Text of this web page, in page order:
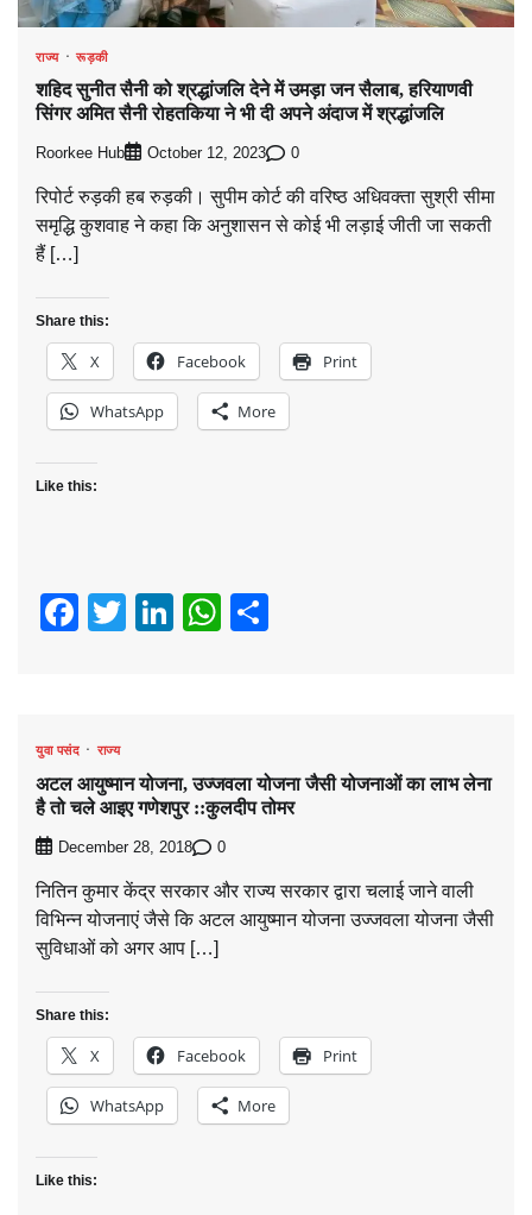
राज्य रूड़की
शहिद सुनीत सैनी को श्रद्धांजलि देने में उमड़ा जन सैलाब, हरियाणवी
सिंगर अमित सैनी रोहतकिया ने भी दी अपने अंदाज में श्रद्धांजलि
Roorkee Hub October 12, 2023 0
रिपोर्ट रुड़की हब रुड़की। सुपीम कोर्ट की वरिष्ठ अधिवक्ता सुश्री सीमा
समृद्धि कुशवाह ने कहा कि अनुशासन से कोई भी लड़ाई जीती जा सकती
हैं […]
Share this:
X Facebook Print
WhatsApp More
Like this:
Facebook
Twitter
LinkedIn
WhatsApp
युवा पसंद राज्य
अटल आयुष्मान योजना, उज्जवला योजना जैसी योजनाओं का लाभ लेना
है तो चले आइए गणेशपुर ::कुलदीप तोमर
December 28, 2018 0
नितिन कुमार केंद्र सरकार और राज्य सरकार द्वारा चलाई जाने वाली
विभिन्न योजनाएं जैसे कि अटल आयुष्मान योजना उज्जवला योजना जैसी
सुविधाओं को अगर आप […]
Share this:
X Facebook Print
WhatsApp More
Like this: